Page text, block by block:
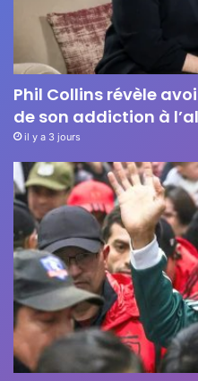
Phil Collins révèle
de son addiction à
il y a 3 jours